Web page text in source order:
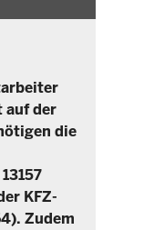
auf der
die
KFZ-
Zudem